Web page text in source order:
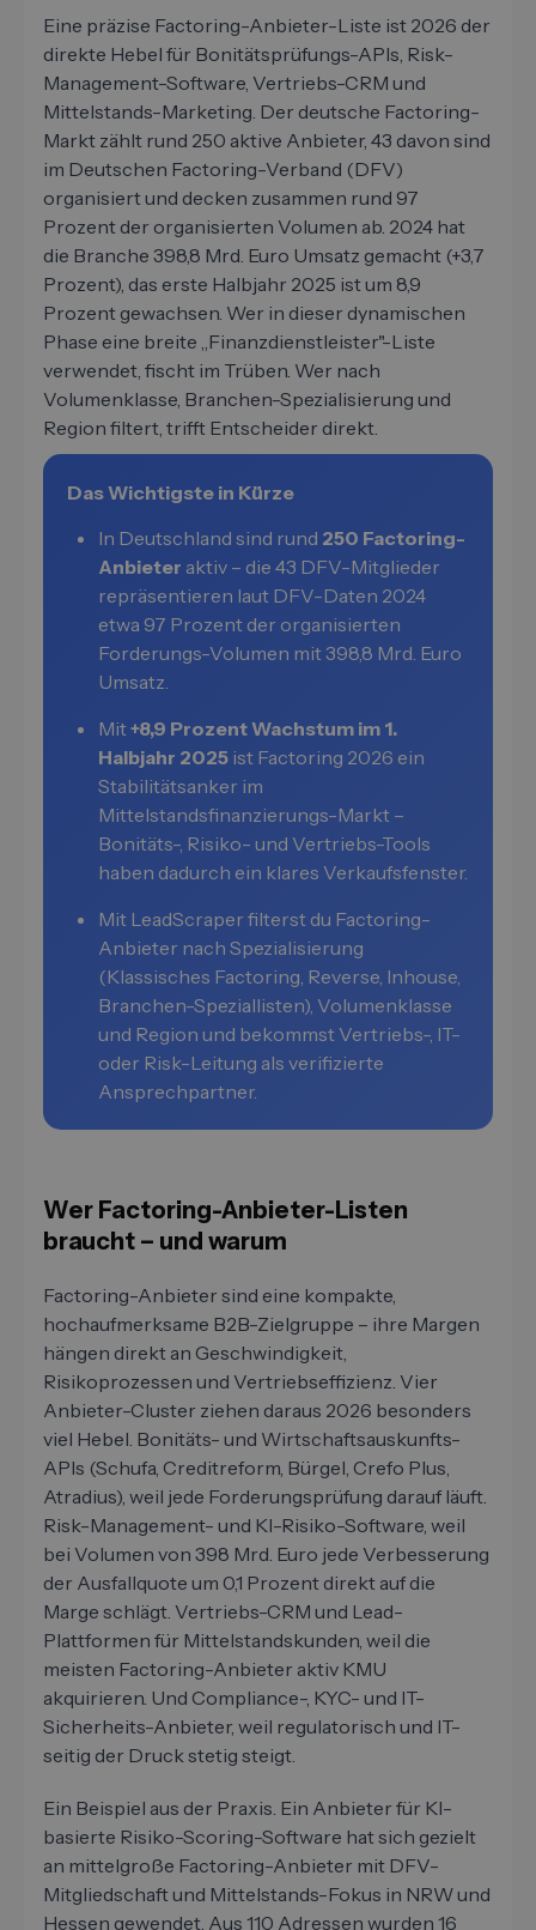
Eine präzise Factoring-Anbieter-Liste ist 2026 der
direkte Hebel für Bonitätsprüfungs-APIs, Risk-
Management-Software, Vertriebs-CRM und
Mittelstands-Marketing. Der deutsche Factoring-
Markt zählt rund 250 aktive Anbieter, 43 davon sind
im Deutschen Factoring-Verband (DFV)
organisiert und decken zusammen rund 97
Prozent der organisierten Volumen ab. 2024 hat
die Branche 398,8 Mrd. Euro Umsatz gemacht (+3,7
Prozent), das erste Halbjahr 2025 ist um 8,9
Prozent gewachsen. Wer in dieser dynamischen
Phase eine breite „Finanzdienstleister"-Liste
verwendet, fischt im Trüben. Wer nach
Volumenklasse, Branchen-Spezialisierung und
Region filtert, trifft Entscheider direkt.
Das Wichtigste in Kürze
In Deutschland sind rund 250 Factoring-
Anbieter aktiv – die 43 DFV-Mitglieder
repräsentieren laut DFV-Daten 2024
etwa 97 Prozent der organisierten
Forderungs-Volumen mit 398,8 Mrd. Euro
Umsatz.
Mit+8,9 Prozent Wachstum im 1.
Halbjahr 2025 ist Factoring 2026 ein
Stabilitätsanker im
Mittelstandsfinanzierungs-Markt –
Bonitäts-, Risiko- und Vertriebs-Tools
haben dadurch ein klares Verkaufsfenster.
Mit LeadScraper filterst du Factoring-
Anbieter nach Spezialisierung
(Klassisches Factoring, Reverse, Inhouse,
Branchen-Speziallisten), Volumenklasse
und Region und bekommst Vertriebs-, IT-
oder Risk-Leitung als verifizierte
Ansprechpartner.
Wer Factoring-Anbieter-Listen
braucht – und warum
Factoring-Anbieter sind eine kompakte,
hochaufmerksame B2B-Zielgruppe – ihre Margen
hängen direkt an Geschwindigkeit,
Risikoprozessen und Vertriebseffizienz. Vier
Anbieter-Cluster ziehen daraus 2026 besonders
viel Hebel. Bonitäts- und Wirtschaftsauskunfts-
APIs (Schufa, Creditreform, Bürgel, Crefo Plus,
Atradius), weil jede Forderungsprüfung darauf läuft.
Risk-Management- und KI-Risiko-Software, weil
bei Volumen von 398 Mrd. Euro jede Verbesserung
der Ausfallquote um 0,1 Prozent direkt auf die
Marge schlägt. Vertriebs-CRM und Lead-
Plattformen für Mittelstandskunden, weil die
meisten Factoring-Anbieter aktiv KMU
akquirieren. Und Compliance-, KYC- und IT-
Sicherheits-Anbieter, weil regulatorisch und IT-
seitig der Druck stetig steigt.
Ein Beispiel aus der Praxis. Ein Anbieter für KI-
basierte Risiko-Scoring-Software hat sich gezielt
an mittelgroße Factoring-Anbieter mit DFV-
Mitgliedschaft und Mittelstands-Fokus in NRW und
Hessen gewendet. Aus 110 Adressen wurden 16